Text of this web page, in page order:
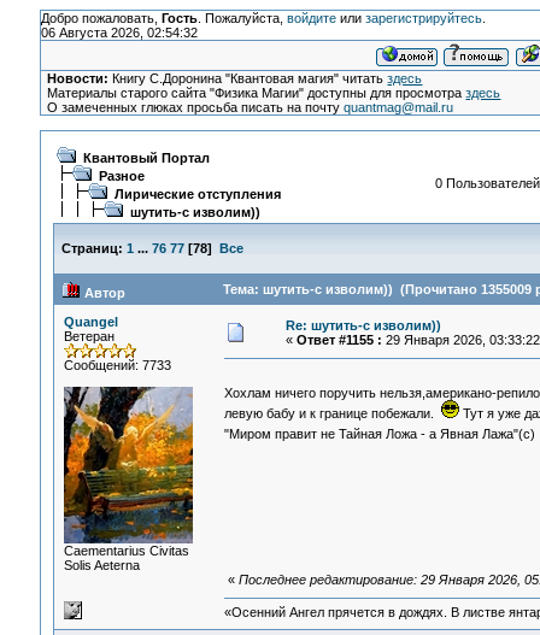
Добро пожаловать, Гость. Пожалуйста, войдитеили зарегистрируйтесь.
06 Августа 2026, 02:54:32
Новости: Книгу С.Доронина "Квантовая магия" читатьздесь
Материалы старого сайта "Физика Магии" доступны для просмотраздесь
О замеченных глюках просьба писать на почтуquantmag@mail.ru
Квантовый Портал
Разное
Лирические отступления
шутить-с изволим))
0
Страниц: 1 ... 76 77[78] Все
Автор Тема: шутить-с изволим)) (Прочитано 1355009
Quangel
Ветеран
Сообщений: 7733
Сaementarius Civitas
Solis Aeterna
Re: шутить-с изволим))
« Ответ #1155 : 29 Января 2026,
Хохлам ничего поручить нельзя,американо-
левую бабу и к границе побежали.
Тут я уже
"Миром правит не Тайная Ложа - а Явная
« Последнее редактирование: 29 Января 2026,
«Осенний Ангел прячется в дождях. В листве